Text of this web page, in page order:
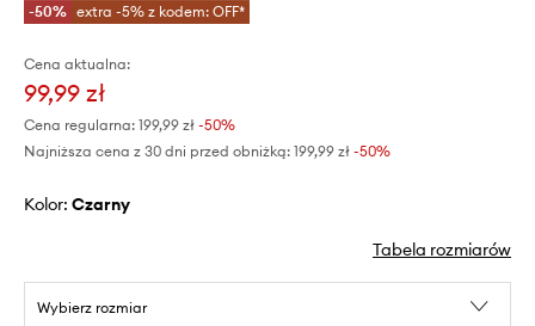
-50% extra -5% z kodem: OFF*
Cena aktualna:
99,99 zł
Cena regularna: 199,99 zł -50%
Najniższa cena z 30 dni przed obniżką: 199,99 zł -50%
Kolor: czarny
Tabela rozmiarów
Wybierz rozmiar